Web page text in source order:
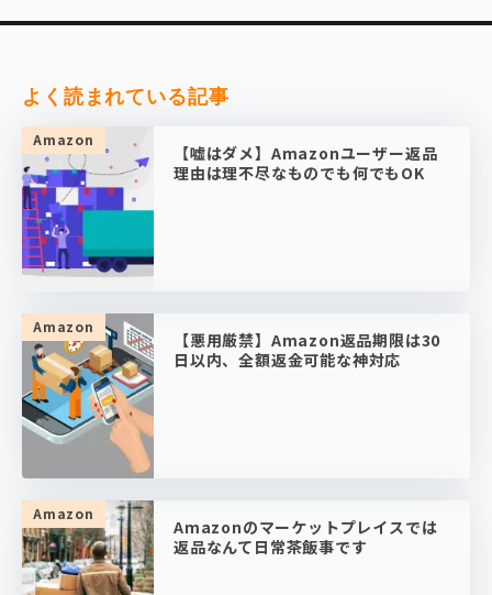
シ
よく読まれている記事
Amazon
【嘘はダメ】Amazonユーザー返品
理由は理不尽なものでも何でもOK
Amazon
【悪用厳禁】Amazon返品期限は30
日以内、全額返金可能な神対応
Amazon
Amazonのマーケットプレイスでは
返品なんて日常茶飯事です